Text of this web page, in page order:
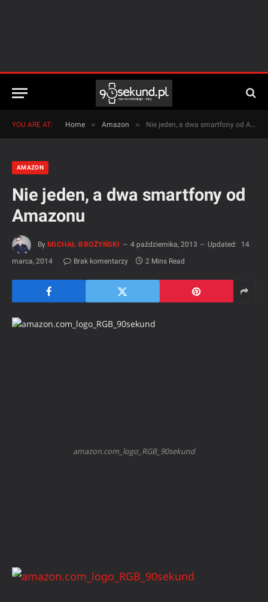
YOU ARE AT: Home » Amazon » Nie jeden, a dwa smartfony od Amazonu
AMAZON
Nie jeden, a dwa smartfony od
Amazonu
By MICHAŁ BROŻYŃSKI 4 października, 2013 Updated:
14
marca, 2014
Brak komentarzy 2 Mins Read
amazon.com_logo_RGB_90sekund